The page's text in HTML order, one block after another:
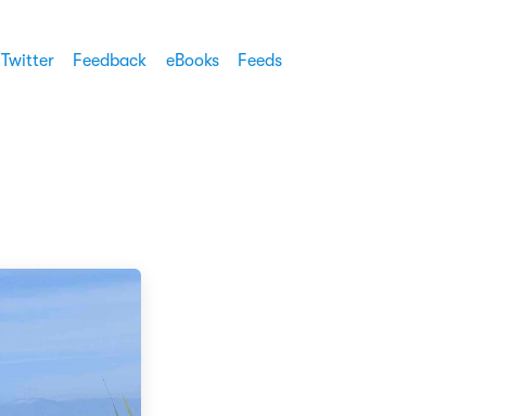
Twitter Feedback eBooks Feeds